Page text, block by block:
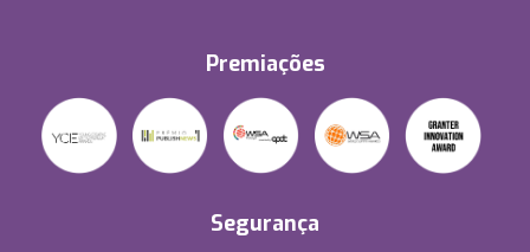
Premiações
Segurança